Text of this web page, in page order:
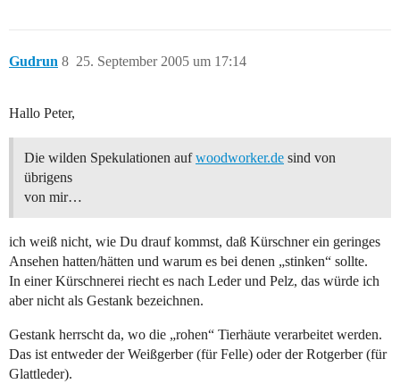
Gudrun 25. September 2005 um 17:14
8
Hallo Peter,
Die wilden Spekulationen aufwoodworker.de sind von
übrigens
von mir…
ich weiß nicht, wie Du drauf kommst, daß Kürschner ein geringes
Ansehen hatten/hätten und warum es bei denen „stinken“ sollte.
In einer Kürschnerei riecht es nach Leder und Pelz, das würde ich
aber nicht als Gestank bezeichnen.
Gestank herrscht da, wo die „rohen“ Tierhäute verarbeitet werden.
Das ist entweder der Weißgerber (für Felle) oder der Rotgerber (für
Glattleder).